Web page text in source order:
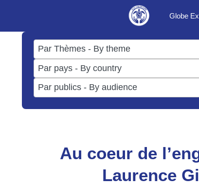
contenu
Globe
17
results
available
50
results
available
results
available
Au coeur de
Laurence